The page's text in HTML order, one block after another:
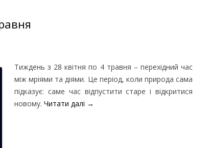
Тиждень з 28 квітня по 4 травня – перехідний час
між мріями та діями. Це період, коли природа сама
підказує: саме час відпустити старе і відкритися
новому. Читати далі →